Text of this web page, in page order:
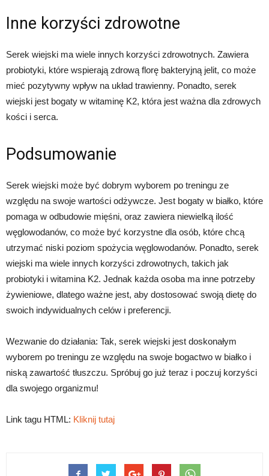
Inne korzyści zdrowotne
Serek wiejski ma wiele innych korzyści zdrowotnych. Zawiera
probiotyki, które wspierają zdrową florę bakteryjną jelit, co może
mieć pozytywny wpływ na układ trawienny. Ponadto, serek
wiejski jest bogaty w witaminę K2, która jest ważna dla zdrowych
kości i serca.
Podsumowanie
Serek wiejski może być dobrym wyborem po treningu ze
względu na swoje wartości odżywcze. Jest bogaty w białko, które
pomaga w odbudowie mięśni, oraz zawiera niewielką ilość
węglowodanów, co może być korzystne dla osób, które chcą
utrzymać niski poziom spożycia węglowodanów. Ponadto, serek
wiejski ma wiele innych korzyści zdrowotnych, takich jak
probiotyki i witamina K2. Jednak każda osoba ma inne potrzeby
żywieniowe, dlatego ważne jest, aby dostosować swoją dietę do
swoich indywidualnych celów i preferencji.
Wezwanie do działania: Tak, serek wiejski jest doskonałym
wyborem po treningu ze względu na swoje bogactwo w białko i
niską zawartość tłuszczu. Spróbuj go już teraz i poczuj korzyści
dla swojego organizmu!
Link tagu HTML: Kliknij tutaj